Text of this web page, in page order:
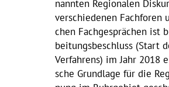
nannten Regio­nalen
verschie­denen Fach­foren
chen Fach­ge­sprä­chen ist
bei­tungs­be­schluss (Start
Verfah­rens) im Jahr 2018
sche Grund­lage für die